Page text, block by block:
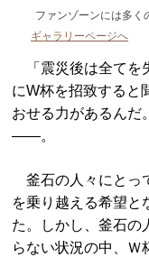
ファンゾーンには多く
ギャラリーページへ
「震災後は全てを
にW杯を招致すると
おせる力があるんだ
――。
釜石の人々にとっ
を乗り越える希望と
た。しかし、釜石の
らない状況の中、Ｗ